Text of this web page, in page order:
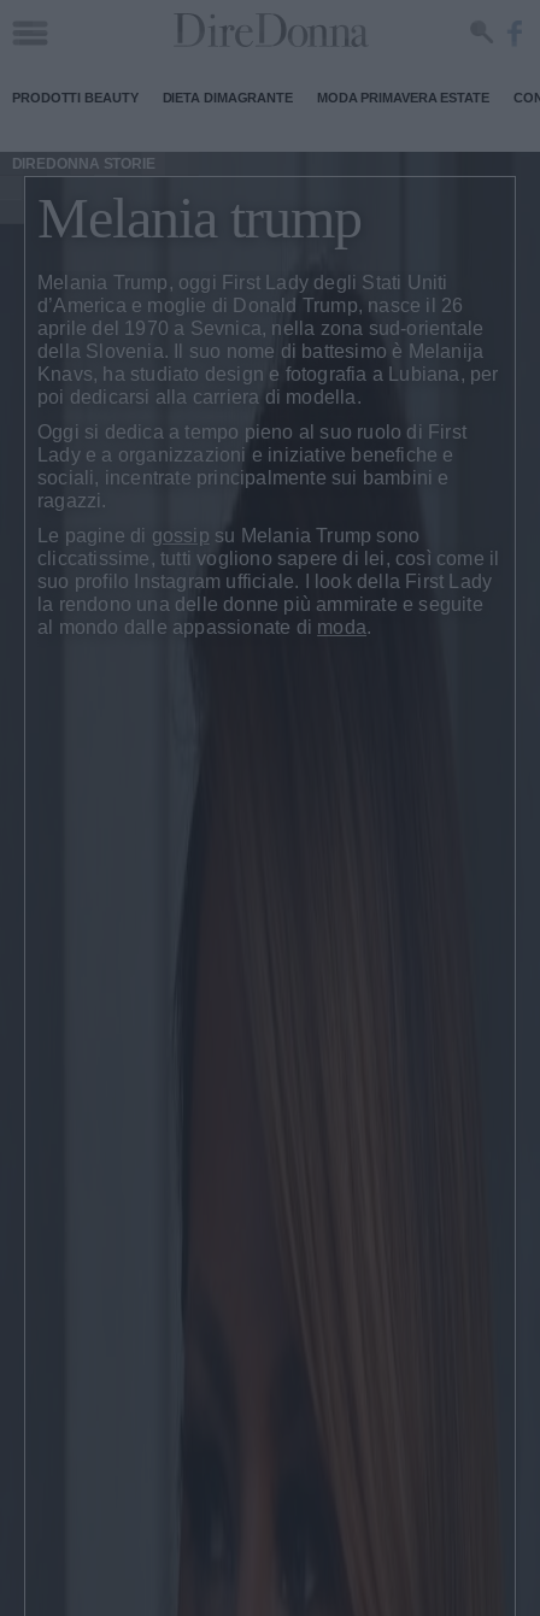
PRODOTTI BEAUTY DIETA DIMAGRANTE MODA PRIMAVERA ESTATE
DIREDONNA STORIE
Melania trump
Melania Trump , oggi First Lady degli Stati Uniti
d’America e moglie di Donald Trump, nasce il 26
aprile del 1970 a Sevnica, nella zona sud-orientale
della Slovenia. Il suo nome di battesimo è Melanija
Knavs, ha studiato design e fotografia a Lubiana, per
poi dedicarsi alla carriera di modella.
Oggi si dedica a tempo pieno al suo ruolo di First
Lady e a organizzazioni e iniziative benefiche e
sociali , incentrate principalmente sui bambini e
ragazzi.
Le pagine di gossip su Melania Trump sono
cliccatissime, tutti vogliono sapere di lei, così come il
suo profilo
Instagram ufficiale. I look della First Lady
la rendono una delle donne più ammirate e seguite
al mondo dalle appassionate di moda.